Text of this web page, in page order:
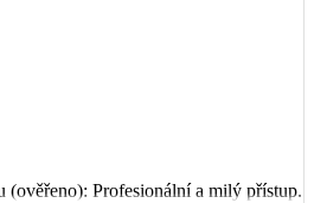
(ověřeno): Profesionální a milý přístup.